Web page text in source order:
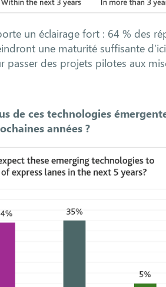
un éclairage fort : 64 % des
une maturité suffisante
passer des projets pilotes aux
de ces technologies
années ?